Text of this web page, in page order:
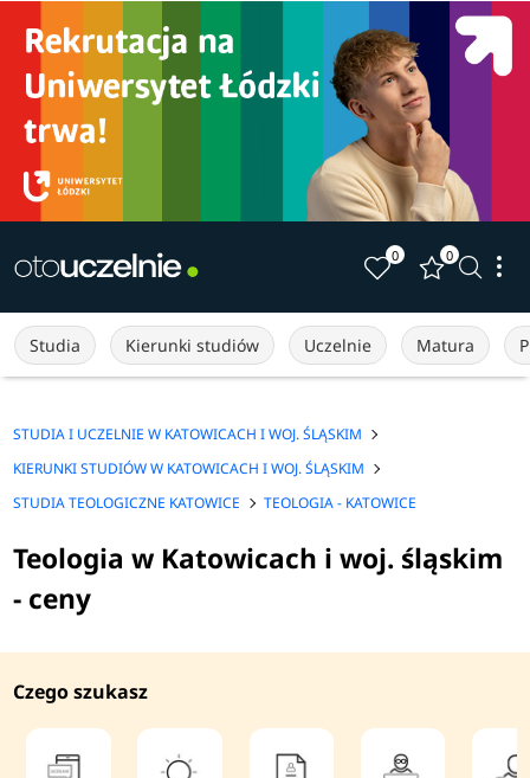
0 0
Studia Kierunki studiów Uczelnie Matura
STUDIA I UCZELNIE W KATOWICACH I WOJ. ŚLĄSKIM
KIERUNKI STUDIÓW W KATOWICACH I WOJ. ŚLĄSKIM
STUDIA TEOLOGICZNE KATOWICE
TEOLOGIA - KATOWICE
Teologia w Katowicach i woj. śląskim
- ceny
Czego szukasz